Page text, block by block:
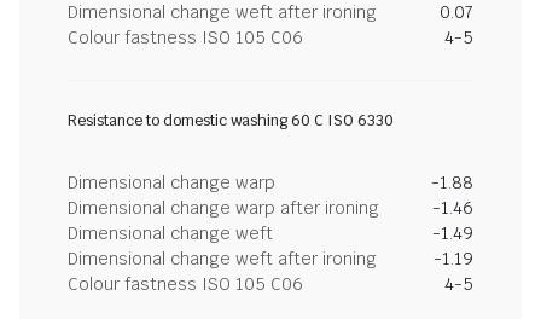
Dimensional change weft after ironing
0.07
Colour fastness ISO 105 C06
4-5
Resistance to domestic washing 60 C ISO 6330
Dimensional change warp
-1.88
Dimensional change warp after ironing
-1.46
Dimensional change weft
-1.49
Dimensional change weft after ironing
-1.19
Colour fastness ISO 105 C06
4-5